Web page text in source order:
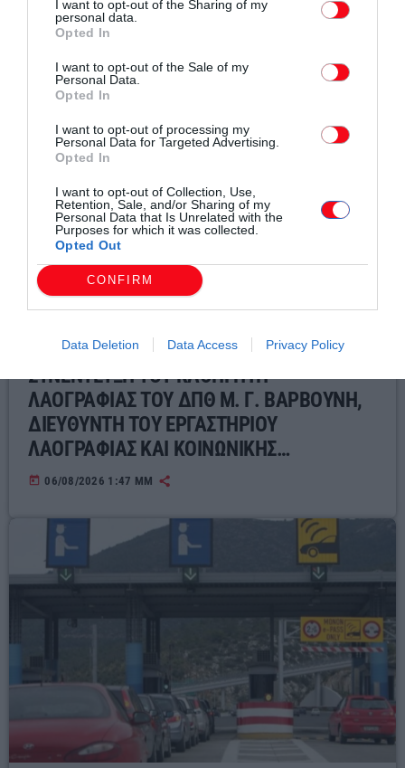
I want to opt-out of the Sharing of my
personal data.
Opted In
I want to opt-out of the Sale of my
Personal Data.
Opted In
I want to opt-out of processing my
Personal Data for Targeted Advertising.
Opted In
I want to opt-out of Collection, Use,
Retention, Sale, and/or Sharing of my
Personal Data that Is Unrelated with the
Purposes for which it was collected.
Opted Out
CONFIRM
Data Deletion Data Access Privacy Policy
Σχετικά άρθρα
Τοπικά Νέα
ΣΥΝΕΝΤΕΥΞΗ ΤΟΥ ΚΑΘΗΓΗΤΗ
ΛΑΟΓΡΑΦΙΑΣ ΤΟΥ ΔΠΘ Μ. Γ. ΒΑΡΒΟΥΝΗ,
ΔΙΕΥΘΥΝΤΗ ΤΟΥ ΕΡΓΑΣΤΗΡΙΟΥ
ΛΑΟΓΡΑΦΙΑΣ ΚΑΙ ΚΟΙΝΩΝΙΚΗΣ
ΑΝΘΡΩΠΟΛΟΓΙΑΣ ΓΙΑ ΤΟΝ ΣΥΓΧΡΟΝΟ
today 06/08/2026 1:47 ΜΜ